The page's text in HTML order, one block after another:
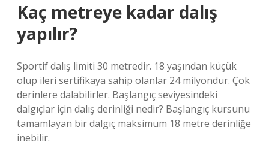
Kaç metreye kadar dalış
yapılır?
Sportif dalış limiti 30 metredir. 18 yaşından küçük
olup ileri sertifikaya sahip olanlar 24 milyondur. Çok
derinlere dalabilirler. Başlangıç ​​seviyesindeki
dalgıçlar için dalış derinliği nedir? Başlangıç ​​kursunu
tamamlayan bir dalgıç maksimum 18 metre derinliğe
inebilir.